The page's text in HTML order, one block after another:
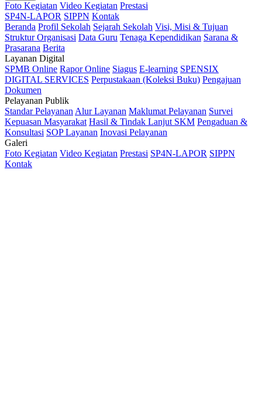
Foto Kegiatan Video Kegiatan Prestasi
SP4N-LAPOR SIPPN Kontak
Beranda Profil Sekolah Sejarah Sekolah Visi, Misi & Tujuan
Struktur Organisasi Data Guru Tenaga Kependidikan Sarana &
Prasarana Berita
Layanan Digital
SPMB Online Rapor Online Siagus E-learning SPENSIX
DIGITAL SERVICES Perpustakaan (Koleksi Buku) Pengajuan
Dokumen
Pelayanan Publik
Standar Pelayanan Alur Layanan Maklumat Pelayanan Survei
Kepuasan Masyarakat Hasil & Tindak Lanjut SKM Pengaduan &
Konsultasi SOP Layanan Inovasi Pelayanan
Galeri
Foto Kegiatan Video Kegiatan Prestasi SP4N-LAPOR SIPPN
Kontak